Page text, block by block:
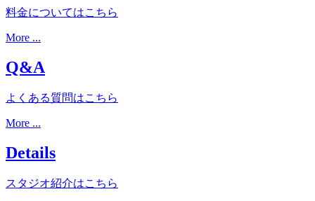
料金についてはこちら
More ...
Q&A
よくある質問はこちら
More ...
Details
スタジオ紹介はこちら